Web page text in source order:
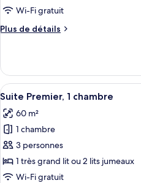
type
chambre :
(Premier)
Wi-Fi gratuit
Plus de détails
Plus
Chambre
majestueuse
(Premier)
Afficher
toutes
les
photos
pour
ce
type
5
Suite Premier, 1 chambre
60 m²
1 chambre
3 personnes
1 très grand lit ou 2 lits jumeaux
Wi-Fi gratuit